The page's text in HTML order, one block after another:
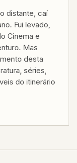
distante, caí
Fui levado,
Cinema e
Mas
desta
séries,
do itinerário